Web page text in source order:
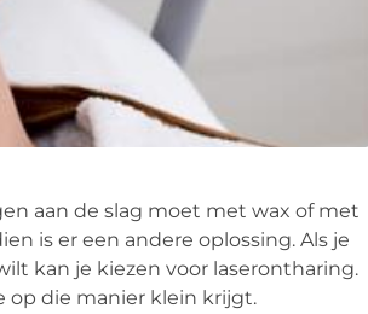
aan de slag moet met wax of met
is er een andere oplossing. Als je
kan je kiezen voor laserontharing.
op die manier klein krijgt.